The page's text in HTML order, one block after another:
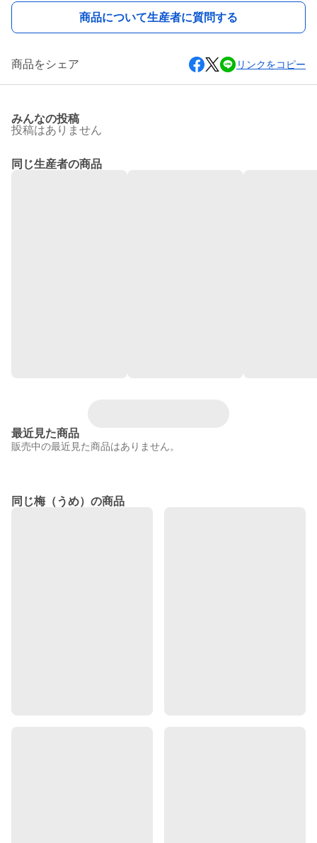
商品について生産者に質問する
商品をシェア リンクをコピー
みんなの投稿
投稿はありません
同じ生産者の商品
最近見た商品
販売中の最近見た商品はありません。
同じ梅（うめ）の商品